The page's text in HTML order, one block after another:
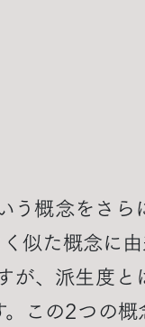
概念をさら
似た概念に
が、派生度と
この2つの